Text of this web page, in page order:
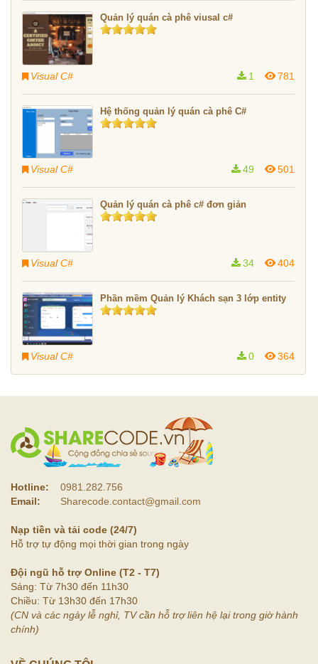
Quản lý quán cà phê viusal c#
Visual C# 781
1
Hệ thống quản lý quán cà phê C#
Visual C# 501
49
Quản lý quán cà phê c# đơn giản
Visual C# 404
34
Phần mềm Quản lý Khách sạn 3 lớp entity
Visual C# 364
0
Hotline:
0981.282.756
Email:
Sharecode.contact@gmail.com
Nạp tiền và tải code (24/7)
Hỗ trợ tự động mọi thời gian trong ngày
Đội ngũ hỗ trợ Online (T2 - T7)
Sáng: Từ 7h30 đến 11h30
Chiều: Từ 13h30 đến 17h30
(CN và các ngày lễ nghỉ, TV cần hỗ trợ liên hệ lại trong giờ hành
chính)